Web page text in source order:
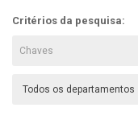
Critérios da pesquisa: